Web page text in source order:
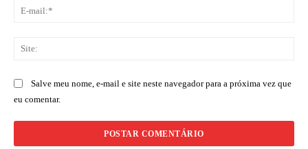
Salve meu nome, e-mail e site neste navegador para a próxima vez que
eu comentar.